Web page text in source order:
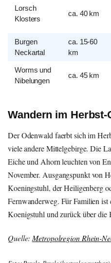
Lorsch
Klosters
ca. 40 km
Burgen
Neckartal
ca. 15-60
km
Worms und
Nibelungen
ca. 45 km
Wandern im Herbst-
Der Odenwald faerbt sich im
viele andere Mittelgebirge. Die
Eiche und Ahorn leuchten von
November. Ausgangspunkt von
Koeningstuhl, der Heiligenberg
Fernwanderweg. Für Familien
Koenigstuhl und zurück über die
Quelle: Metropolregion Rhein-